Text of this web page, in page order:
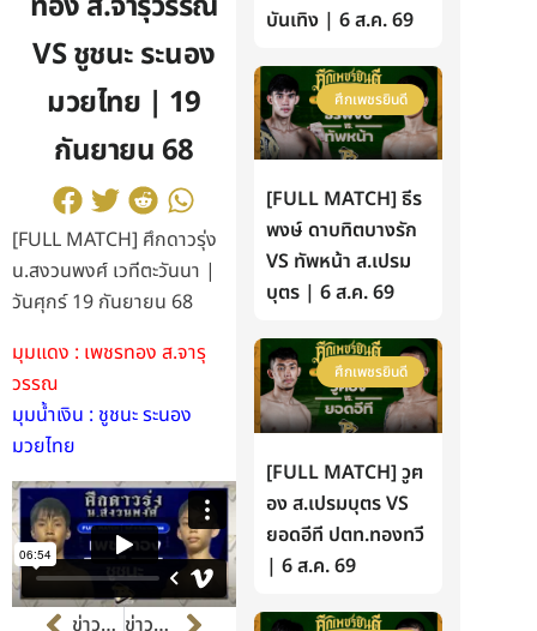
VS ชูชนะ ระนอง
มวยไทย | 19
กันยายน 68
[FULL MATCH] ศึกดาวรุ่ง
น.สงวนพงศ์ เวทีตะวันนา |
วันศุกร์ 19 กันยายน 68
มุมแดง : เพชรทอง ส.จารุ
วรรณ
มุมน้ำเงิน : ชูชนะ ระนอง
มวยไทย
บันเทิง | 6 ส.ค. 69
ศึกเพชรยินดี
[FULL MATCH] ธีร
พงษ์ ดาบทิตบางรัก
VS ทัพหน้า ส.เปรม
บุตร | 6 ส.ค. 69
ศึกเพชรยินดี
[FULL MATCH] วูฅ
อง ส.เปรมบุตร VS
ยอดอีที ปตท.ทองทวี
| 6 ส.ค. 69